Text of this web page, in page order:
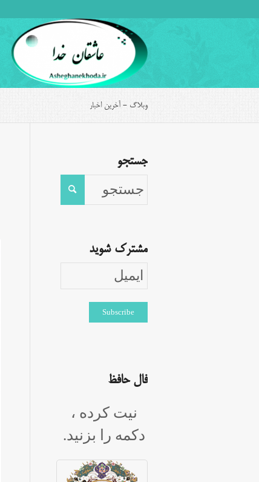
وبلاگ - آخرین اخبار
جستجو
مشترک شوید
فال حافظ
نیت کرده ،
دکمه را بزنید.